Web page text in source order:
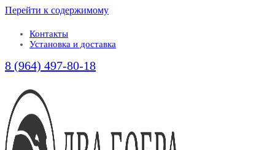
Перейти к содержимому
Контакты
Установка и доставка
8 (964) 497-80-18